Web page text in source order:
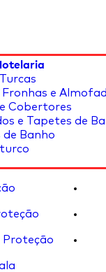
Fronhas e
Cobertores
e Tapetes de
Banho
Proteção